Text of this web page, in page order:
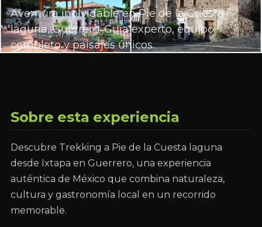
Aventura inolvidable en Pie de la Cuesta
laguna, Guerrero. Guía experto, equipo
completo y paisajes únicos.
Sobre esta experiencia
Descubre Trekking a Pie de la Cuesta laguna
desde Ixtapa en Guerrero, una experiencia
auténtica de México que combina naturaleza,
cultura y gastronomía local en un recorrido
memorable.